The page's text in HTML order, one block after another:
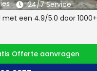
24/7 Service
met een 4.9/5.0 door 1000+
Offerte aanvragen